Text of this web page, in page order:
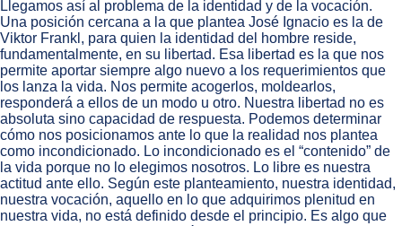
Llegamos así al problema de la identidad y de la vocación.
Una posición cercana a la que plantea José Ignacio es la de
Viktor Frankl, para quien la identidad del hombre reside,
fundamentalmente, en su libertad. Esa libertad es la que nos
permite aportar siempre algo nuevo a los requerimientos que
los lanza la vida. Nos permite acogerlos, moldearlos,
responderá a ellos de un modo u otro. Nuestra libertad no es
absoluta sino capacidad de respuesta. Podemos determinar
cómo nos posicionamos ante lo que la realidad nos plantea
como incondicionado. Lo incondicionado es el “contenido” de
la vida porque no lo elegimos nosotros. Lo libre es nuestra
actitud ante ello. Según este planteamiento, nuestra identidad,
nuestra vocación, aquello en lo que adquirimos plenitud en
nuestra vida, no está definido desde el principio. Es algo que